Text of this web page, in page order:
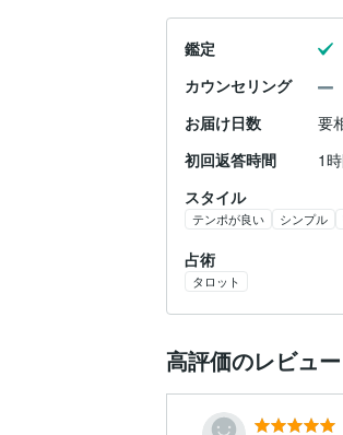
鑑定
カウンセリング
お届け日数
要
初回返答時間
1
スタイル
テンポが良い シンプル
占術
タロット
高評価のレビュー